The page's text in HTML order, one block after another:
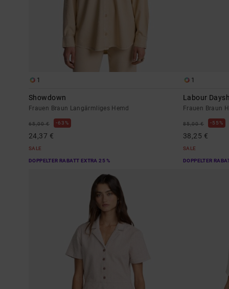
1
Showdown
Frauen Braun Langärmliges Hemd
65,00 € 63%
24,37 €
SALE
DOPPELTER RABATT EXTRA 25 %
1
Labour
Frauen Braun
85,00 € 55%
38,25 €
SALE
DOPPELTER